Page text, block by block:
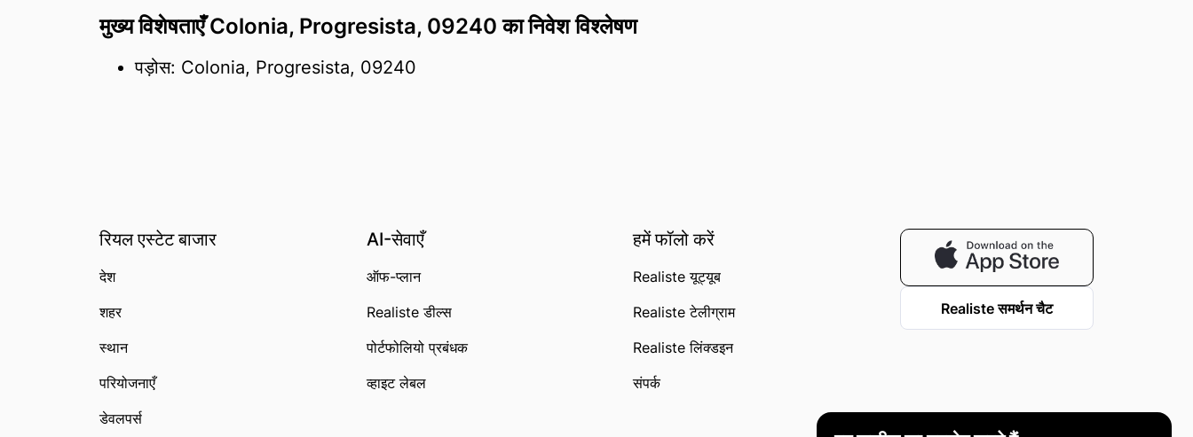
मुख्य विशेषताएँ Colonia, Progresista, 09240 का निवेश विश्लेषण
पड़ोस: Colonia, Progresista, 09240
रियल एस्टेट बाजार
देश
शहर
स्थान
परियोजनाएँ
डेवलपर्स
AI-सेवाएँ
ऑफ-प्लान
Realiste डील्स
पोर्टफोलियो प्रबंधक
व्हाइट लेबल
हमें फॉलो करें
Realiste यूट्यूब
Realiste टेलीग्राम
Realiste लिंक्डइन
संपर्क
Realiste समर्थन चैट